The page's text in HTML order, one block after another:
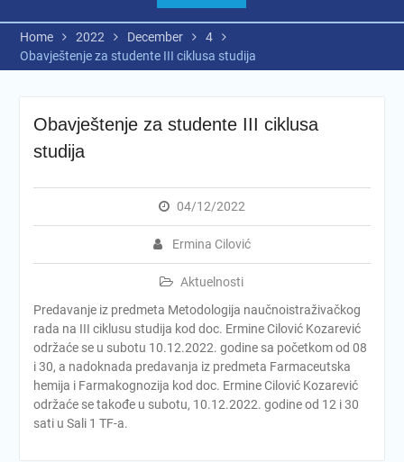
Home 2022 December
4
Obavještenje za studente III ciklusa studija
Obavještenje za studente III ciklusa
studija
04/12/2022
Ermina Cilović
Aktuelnosti
Predavanje iz predmeta Metodologija naučnoistraživačkog
rada na III ciklusu studija kod doc. Ermine Cilović Kozarević
održaće se u subotu 10.12.2022. godine sa početkom od 08
i 30, a nadoknada predavanja iz predmeta Farmaceutska
hemija i Farmakognozija kod doc. Ermine Cilović Kozarević
održaće se takođe u subotu, 10.12.2022. godine od 12 i 30
sati u Sali 1 TF-a.